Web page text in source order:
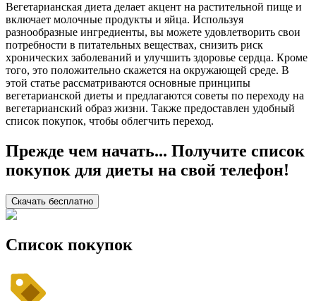
Вегетарианская диета делает акцент на растительной пище и
включает молочные продукты и яйца. Используя
разнообразные ингредиенты, вы можете удовлетворить свои
потребности в питательных веществах, снизить риск
хронических заболеваний и улучшить здоровье сердца. Кроме
того, это положительно скажется на окружающей среде. В
этой статье рассматриваются основные принципы
вегетарианской диеты и предлагаются советы по переходу на
вегетарианский образ жизни. Также предоставлен удобный
список покупок, чтобы облегчить переход.
Прежде чем начать... Получите список
покупок для диеты на свой телефон!
Скачать бесплатно
Список покупок